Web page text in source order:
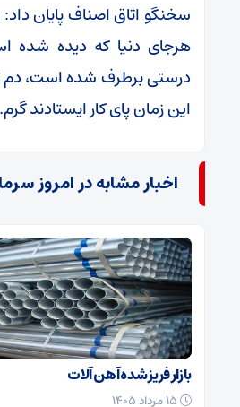
سخنگو اتاق اصناف پایان
هرجای دنیا که دیده شده
درستی برطرف شده است، دم
این زمان پای کار ایستادند گرم.
اخبار مشابه در امروز
بازار فریز شده آهن آلات